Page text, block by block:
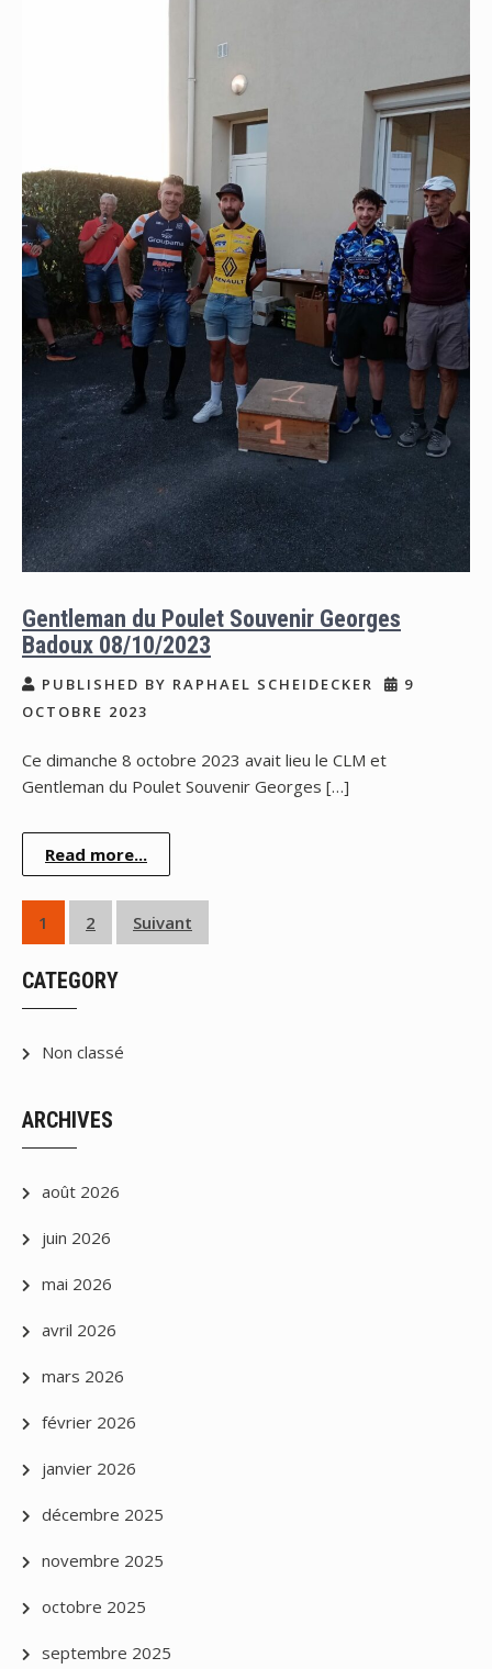
Gentleman du Poulet Souvenir Georges
Badoux 08/10/2023
PUBLISHED BY RAPHAEL SCHEIDECKER
9
OCTOBRE 2023
Ce dimanche 8 octobre 2023 avait lieu le CLM et
Gentleman du Poulet Souvenir Georges […]
Read more...
Pagination
des
publications
1 2 Suivant
CATEGORY
Non classé
ARCHIVES
août 2026
juin 2026
mai 2026
avril 2026
mars 2026
février 2026
janvier 2026
décembre 2025
novembre 2025
octobre 2025
septembre 2025